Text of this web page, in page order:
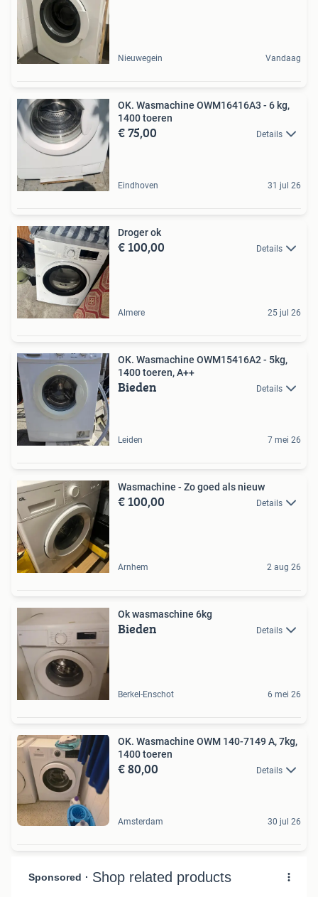
Nieuwegein Vandaag
OK. Wasmachine OWM16416A3 - 6 kg,
1400 toeren
€ 75,00 Details
Eindhoven 31 jul 26
Droger ok
€ 100,00 Details
Almere 25 jul 26
OK. Wasmachine OWM15416A2 - 5kg,
1400 toeren, A++
Bieden Details
Leiden 7 mei 26
Wasmachine - Zo goed als nieuw
€ 100,00 Details
Arnhem 2 aug 26
Ok wasmaschine 6kg
Bieden Details
Berkel-Enschot 6 mei 26
OK. Wasmachine OWM 140-7149 A, 7kg,
1400 toeren
€ 80,00 Details
Amsterdam 30 jul 26